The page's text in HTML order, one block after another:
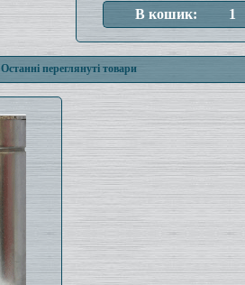
Останні переглянуті товари